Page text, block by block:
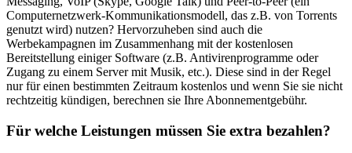
Computernetzwerk-Kommunikationsmodell, das z.B. von Torrents
genutzt wird) nutzen? Hervorzuheben sind auch die
Werbekampagnen im Zusammenhang mit der kostenlosen
Bereitstellung einiger Software (z.B. Antivirenprogramme oder
Zugang zu einem Server mit Musik, etc.). Diese sind in der Regel
nur für einen bestimmten Zeitraum kostenlos und wenn Sie sie nicht
rechtzeitig kündigen, berechnen sie Ihre Abonnementgebühr.
Für welche Leistungen müssen Sie extra bezahlen?